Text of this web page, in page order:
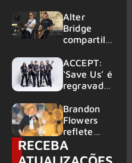
Searcher”
Alter
Bridge
compartilh
vivo de
“Fortress”
gravada
am Ring
2026
ACCEPT:
‘Save Us’ é
regravada
membros
do GHOST
e KORN
Brandon
Flowers
reflete
sobre o
futuro e
RECEBA